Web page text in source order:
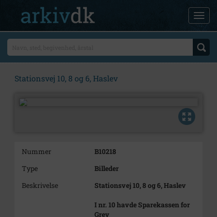
Stationsvej 10, 8 og 6, Haslev
Nummer
B10218
Type
Billeder
Beskrivelse
Stationsvej 10, 8 og 6, Haslev
I nr. 10 havde Sparekassen for
Grev